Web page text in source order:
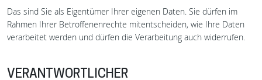
Das sind Sie als Eigentümer Ihrer eigenen Daten. Sie dürfen im
Rahmen Ihrer Betroffenenrechte mitentscheiden, wie Ihre Daten
verarbeitet werden und dürfen die Verarbeitung auch widerrufen.
VERANTWORTLICHER